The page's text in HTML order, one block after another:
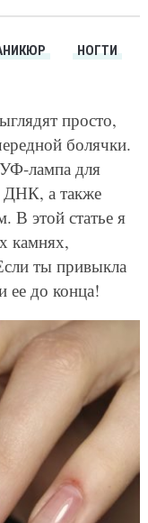
НОГТИ
просто,
болячки.
лампа для
ДНК, а также
В этой статье я
камнях,
ты привыкла
ее до конца!